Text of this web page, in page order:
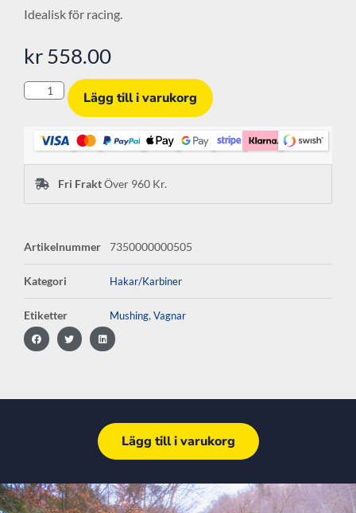
Idealisk för racing.
kr558.00
Lägg till i varukorg
Fri FraktÖver 960 Kr.
Artikelnummer 7350000000505
Kategori Hakar/Karbiner
Etiketter Mushing, Vagnar
Lägg till i varukorg